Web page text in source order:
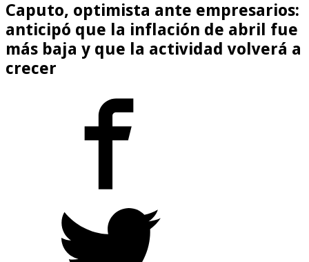
Caputo, optimista ante empresarios:
anticipó que la inflación de abril fue
más baja y que la actividad volverá a
crecer